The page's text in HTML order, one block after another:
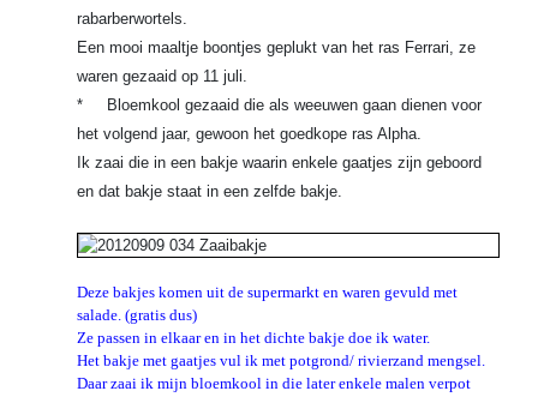
rabarberwortels.
Een mooi maaltje boontjes geplukt van het ras Ferrari, ze
waren gezaaid op 11 juli.
* Bloemkool gezaaid die als weeuwen gaan dienen voor
het volgend jaar, gewoon het goedkope ras Alpha.
Ik zaai die in een bakje waarin enkele gaatjes zijn geboord
en dat bakje staat in een zelfde bakje.
Deze bakjes komen uit de supermarkt en waren gevuld met
salade. (gratis dus)
Ze passen in elkaar en in het dichte bakje doe ik water.
Het bakje met gaatjes vul ik met potgrond/ rivierzand mengsel.
Daar zaai ik mijn bloemkool in die later enkele malen verpot